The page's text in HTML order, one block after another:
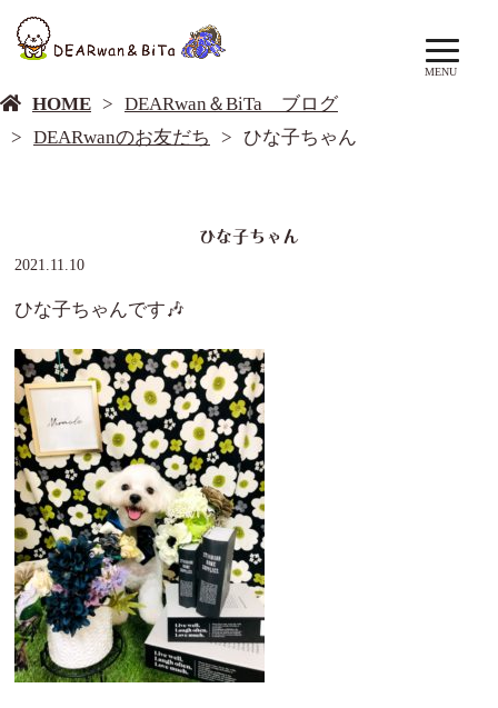
MENU
HOME
DEARwan＆BiTa ブログ
DEARwanのお友だち
ひな子ちゃん
ひな子ちゃん
2021.11.10
ひな子ちゃんです🎶